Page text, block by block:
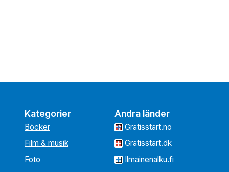
Kategorier
Böcker
Film & musik
Foto
Andra länder
Gratisstart.no
Gratisstart.dk
Ilmainenalku.fi